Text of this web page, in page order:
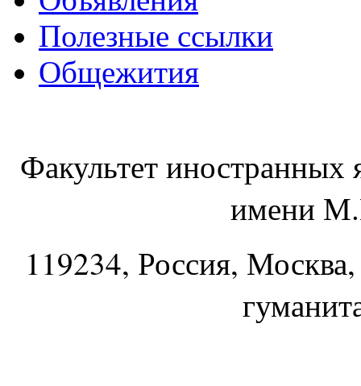
Полезные ссылки
Общежития
Факультет
имени
119234, Россия,